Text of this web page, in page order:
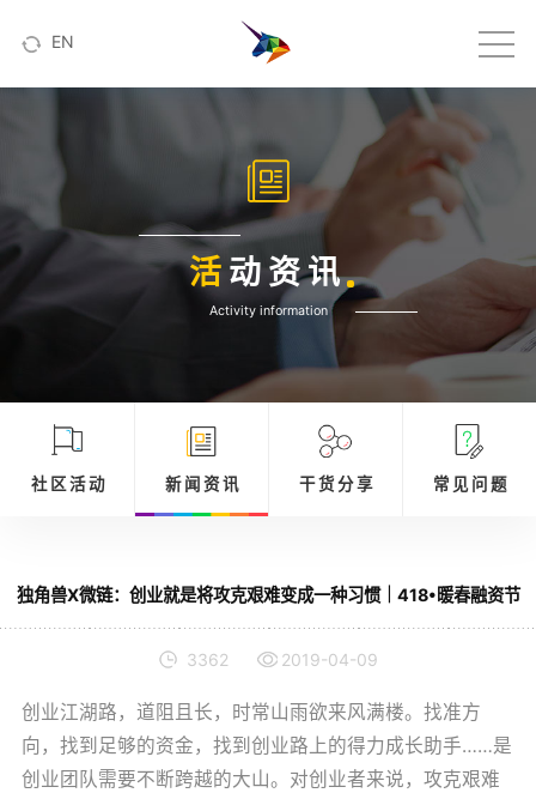
EN
活 动资讯
Activity information
社 区 活 动 新 闻 资 讯 干 货 分 享 常 见 问 题
独角兽X微链：创业就是将攻克艰难变成一种习惯｜418•暖春融资节
3362 2019-04-09
创业江湖路，道阻且长，时常山雨欲来风满楼。找准方
向，找到足够的资金，找到创业路上的得力成长助手……是
创业团队需要不断跨越的大山。对创业者来说，攻克艰难